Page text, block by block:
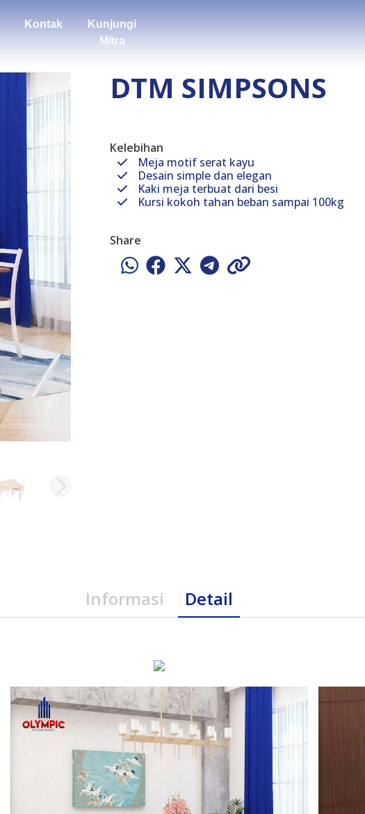
Kontak
Kunjungi
Mitra
DTM SIMPSONS
Kelebihan
Meja motif serat kayu
Desain simple dan elegan
Kaki meja terbuat dari besi
Kursi kokoh tahan beban sampai 100kg
Share
Informasi Detail